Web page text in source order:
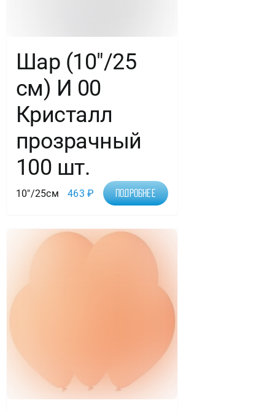
Шар (10″/25
см) И 00
Кристалл
прозрачный
100 шт.
10"/25см 463₽ Подробнее